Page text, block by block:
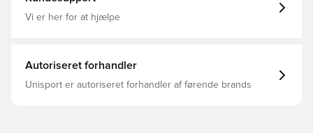
Vi er her for at hjælpe
Autoriseret forhandler
Unisport er autoriseret forhandler af førende brands